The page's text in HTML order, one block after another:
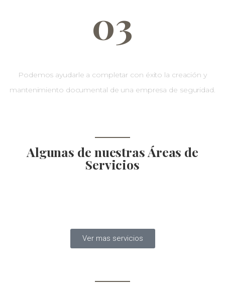
03
Podemos ayudarle a completar con éxito la creación y
mantenimiento documental de una empresa de seguridad.
Algunas de nuestras Áreas de
Servicios
Ver mas servicios